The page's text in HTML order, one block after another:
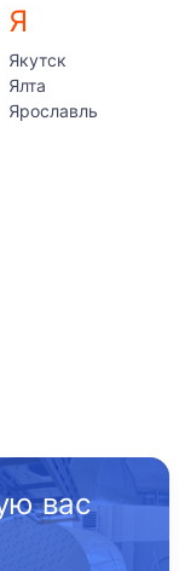
Я
Якутск
Ялта
Ярославль
вас